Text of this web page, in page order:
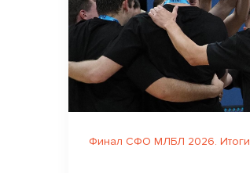
Финал СФО МЛБЛ 2026. Итоги